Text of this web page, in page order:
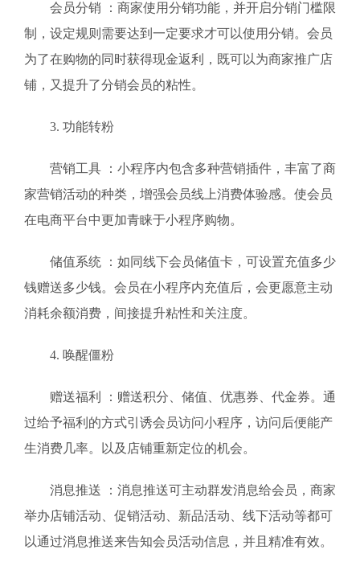
会员分销 ：商家使用分销功能，并开启分销门槛限
制，设定规则需要达到一定要求才可以使用分销。会员
为了在购物的同时获得现金返利，既可以为商家推广店
铺，又提升了分销会员的粘性。
3. 功能转粉
营销工具 ：小程序内包含多种营销插件，丰富了商
家营销活动的种类，增强会员线上消费体验感。使会员
在电商平台中更加青睐于小程序购物。
储值系统 ：如同线下会员储值卡，可设置充值多少
钱赠送多少钱。会员在小程序内充值后，会更愿意主动
消耗余额消费，间接提升粘性和关注度。
4. 唤醒僵粉
赠送福利 ：赠送积分、储值、优惠券、代金券。通
过给予福利的方式引诱会员访问小程序，访问后便能产
生消费几率。以及店铺重新定位的机会。
消息推送 ：消息推送可主动群发消息给会员，商家
举办店铺活动、促销活动、新品活动、线下活动等都可
以通过消息推送来告知会员活动信息，并且精准有效。